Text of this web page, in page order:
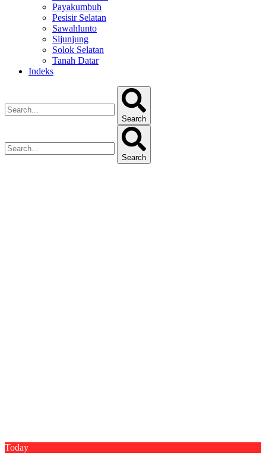
Payakumbuh
Pesisir Selatan
Sawahlunto
Sijunjung
Solok Selatan
Tanah Datar
Indeks
Search
Search
Today